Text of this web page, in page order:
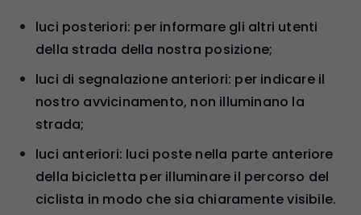
luci posteriori: per informare gli altri utenti
della strada della nostra posizione;
luci di segnalazione anteriori: per indicare il
nostro avvicinamento, non illuminano la
strada;
luci anteriori: luci poste nella parte anteriore
della bicicletta per illuminare il percorso del
ciclista in modo che sia chiaramente visibile.